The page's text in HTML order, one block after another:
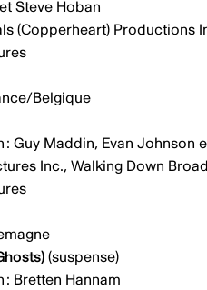
Steve Hoban
(Copperheart) Productions
Belgique
: Guy Maddin, Evan Johnson
Inc., Walking Down
(suspense)
Bretten Hannam